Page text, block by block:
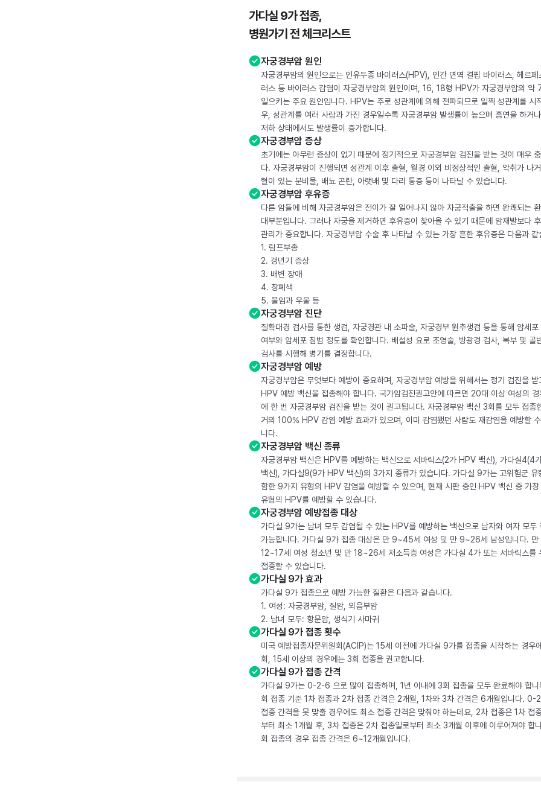
가다실 9가 접종,
병원가기 전 체크리스트
자궁경부암 원인
자궁경부암의 원인으로는 인유두종 바이러스(HPV), 인간 면역 결핍 바이러스, 헤르페
러스 등 바이러스 감염이 자궁경부암의 원인이며, 16, 18형 HPV가 자궁경부암의 약
일으키는 주요 원인입니다. HPV는 주로 성관계에 의해 전파되므로 일찍 성관계를 시
우, 성관계를 여러 사람과 가진 경우일수록 자궁경부암 발생률이 높으며 흡연을 하거
저하 상태에서도 발생률이 증가합니다.
자궁경부암 증상
초기에는 아무런 증상이 없기 때문에 정기적으로 자궁경부암 검진을 받는 것이 매우
다. 자궁경부암이 진행되면 성관계 이후 출혈, 월경 이외 비정상적인 출혈, 악취가 나
혈이 있는 분비물, 배뇨 곤란, 아랫배 및 다리 통증 등이 나타날 수 있습니다.
자궁경부암 후유증
다른 암들에 비해 자궁경부암은 전이가 잘 일어나지 않아 자궁적출을 하면 완쾌되는
대부분입니다. 그러나 자궁을 제거하면 후유증이 찾아올 수 있기 때문에 암재발보다
관리가 중요합니다. 자궁경부암 수술 후 나타날 수 있는 가장 흔한 후유증은 다음과 같
1. 림프부종
2. 갱년기 증상
3. 배변 장애
4. 장폐색
5. 불임과 우울 등
자궁경부암 진단
질확대경 검사를 통한 생검, 자궁경관 내 소파술, 자궁경부 원추생검 등을 통해 암세포
여부와 암세포 침범 정도를 확인합니다. 배설성 요로 조영술, 방광경 검사, 복부 및 골
검사를 시행해 병기를 결정합니다.
자궁경부암 예방
자궁경부암은 무엇보다 예방이 중요하며, 자궁경부암 예방을 위해서는 정기 검진을 받
HPV 예방 백신을 접종해야 합니다. 국가암검진권고안에 따르면 20대 이상 여성의
에 한 번 자궁경부암 검진을 받는 것이 권고됩니다. 자궁경부암 백신 3회를 모두 접종
거의 100% HPV 감염 예방 효과가 있으며, 이미 감염됐던 사람도 재감염을 예방할
니다.
자궁경부암 백신 종류
자궁경부암 백신은 HPV를 예방하는 백신으로 서바릭스(2가 HPV 백신), 가다실4(4
백신), 가다실9(9가 HPV 백신)의 3가지 종류가 있습니다. 가다실 9가는 고위험군 유
함한 9가지 유형의 HPV 감염을 예방할 수 있으며, 현재 시판 중인 HPV 백신 중 가장
유형의 HPV를 예방할 수 있습니다.
자궁경부암 예방접종 대상
가다실 9가는 남녀 모두 감염될 수 있는 HPV를 예방하는 백신으로 남자와 여자 모두
가능합니다. 가다실 9가 접종 대상은 만 9~45세 여성 및 만 9~26세 남성입니다. 만
12~17세 여성 청소년 및 만 18~26세 저소득층 여성은 가다실 4가 또는 서바릭스를
접종할 수 있습니다.
가다실 9가 효과
가다실 9가 접종으로 예방 가능한 질환은 다음과 같습니다.
1. 여성: 자궁경부암, 질암, 외음부암
2. 남녀 모두: 항문암, 생식기 사마귀
가다실 9가 접종 횟수
미국 예방접종자문위원회(ACIP)는 15세 이전에 가다실 9가를 접종을 시작하는 경우
회, 15세 이상의 경우에는 3회 접종을 권고합니다.
가다실 9가 접종 간격
가다실 9가는 0-2-6 으로 많이 접종하며, 1년 이내에 3회 접종을 모두 완료해야 합
회 접종 기준 1차 접종과 2차 접종 간격은 2개월, 1차와 3차 간격은 6개월입니다. 0-
접종 간격을 못 맞출 경우에도 최소 접종 간격은 맞춰야 하는데요, 2차 접종은 1차 접
부터 최소 1개월 후, 3차 접종은 2차 접종일로부터 최소 3개월 이후에 이루어져야 합
회 접종의 경우 접종 간격은 6~12개월입니다.